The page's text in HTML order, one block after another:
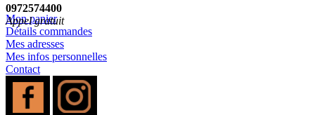
Mon panier
Détails commandes
Mes adresses
Mes infos personnelles
Contact
0972574400
Appel gratuit